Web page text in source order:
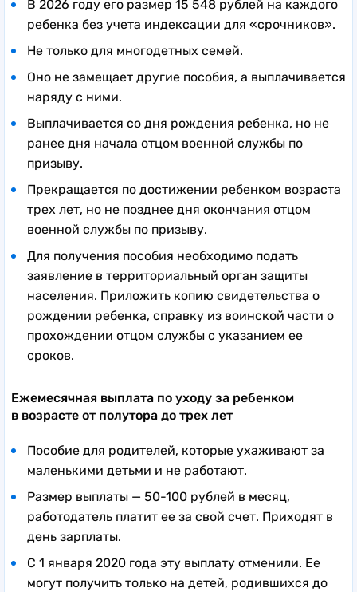
В 2026 году его размер 15 548 рублей на каждого
ребенка без учета индексации для «срочников».
Не только для многодетных семей.
Оно не замещает другие пособия, а выплачивается
наряду с ними.
Выплачивается со дня рождения ребенка, но не
ранее дня начала отцом военной службы по
призыву.
Прекращается по достижении ребенком возраста
трех лет, но не позднее дня окончания отцом
военной службы по призыву.
Для получения пособия необходимо подать
заявление в территориальный орган защиты
населения. Приложить копию свидетельства о
рождении ребенка, справку из воинской части о
прохождении отцом службы с указанием ее
сроков.
Ежемесячная выплата по уходу за ребенком
в возрасте от полутора до трех лет
Пособие для родителей, которые ухаживают за
маленькими детьми и не работают.
Размер выплаты — 50-100 рублей в месяц,
работодатель платит ее за свой счет. Приходят в
день зарплаты.
С 1 января 2020 года эту выплату отменили. Ее
могут получить только на детей, родившихся до